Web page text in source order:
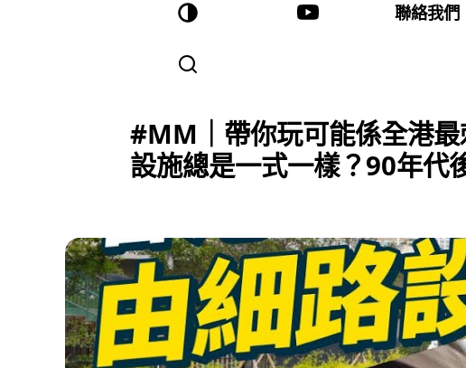
聯絡我們
#MM｜帶你玩可能係全港
設施總是一式一樣？90年代